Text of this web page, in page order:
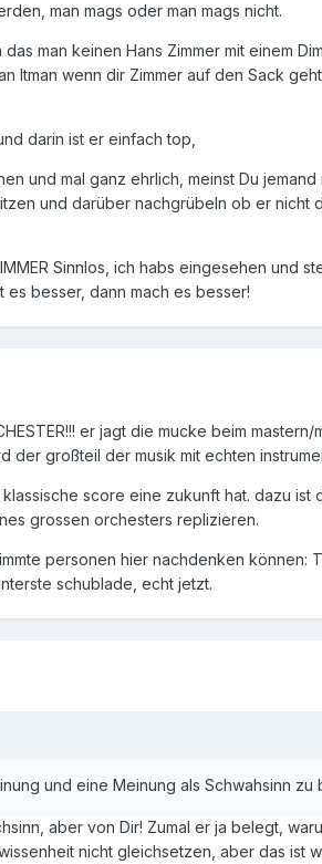
man mags oder man mags nicht.
man keinen Hans Zimmer mit einem
Itman wenn dir Zimmer auf den Sack
darin ist er einfach top,
und mal ganz ehrlich, meinst Du
und darüber nachgrübeln ob er
Sinnlos, ich habs eingesehen und
es besser, dann mach es besser!
er jagt die mucke beim
der großteil der musik mit echten
score eine zukunft hat. dazu
grossen orchesters replizieren.
personen hier nachdenken können:
schublade, echt jetzt.
und eine Meinung als Schwahsinn
aber von Dir! Zumal er ja belegt,
nicht gleichsetzen, aber das ist